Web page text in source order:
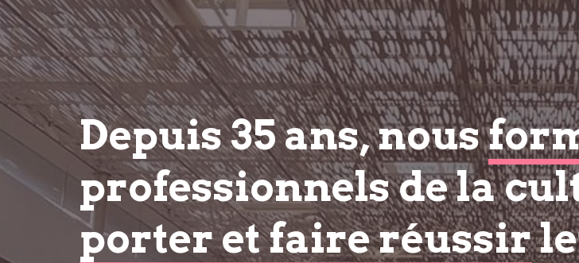
Depuis 35 ans, nous
professionnels de la
porter et faire réussir